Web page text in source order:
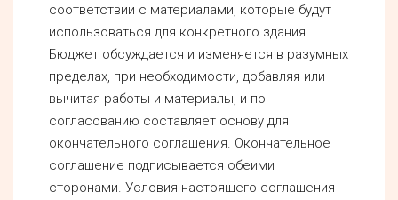
соответствии с материалами, которые будут
использоваться для конкретного здания.
Бюджет обсуждается и изменяется в разумных
пределах, при необходимости, добавляя или
вычитая работы и материалы, и по
согласованию составляет основу для
окончательного соглашения. Окончательное
соглашение подписывается обеими
сторонами. Условия настоящего соглашения